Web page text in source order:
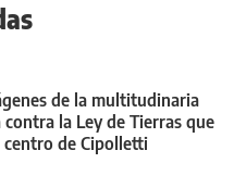
de la multitudinaria
contra la Ley de Tierras que
centro de Cipolletti